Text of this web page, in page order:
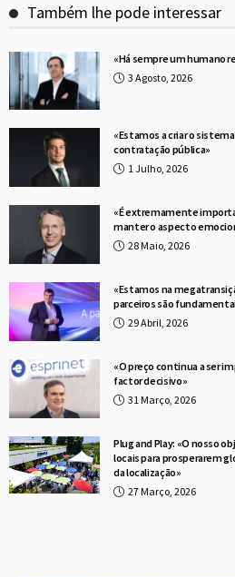
Também lhe pode interessar
«Há sempre um humano
3 Agosto, 2026
«Estamos a criar o
contratação pública»
1 Julho, 2026
«É extremamente
manter o aspecto
28 Maio, 2026
«Estamos na
parceiros são
29 Abril, 2026
«O preço continua a ser
factor decisivo»
31 Março, 2026
Plug and Play: «O nosso
locais para prosperarem
da localização»
27 Março, 2026